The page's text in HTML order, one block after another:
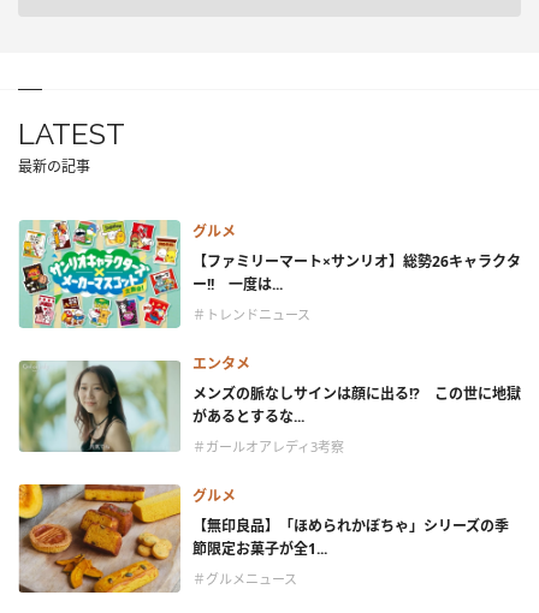
LATEST
最新の記事
グルメ
【ファミリーマート×サンリオ】総勢26キャラクタ
ー!! 一度は...
＃トレンドニュース
エンタメ
メンズの脈なしサインは顔に出る!? この世に地獄
があるとするな...
＃ガールオアレディ3考察
グルメ
【無印良品】「ほめられかぼちゃ」シリーズの季
節限定お菓子が全1...
＃グルメニュース